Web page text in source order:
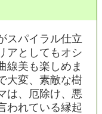
スパイラル仕立
アとしてもオシ
線美も楽しめま
大変、素敵な樹
は、厄除け、悪
われている縁起